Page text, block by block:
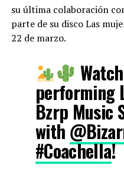
su última colaboración
parte de su disco Las
22 de marzo.
performing
Bzrp Music
with
#Coachella!